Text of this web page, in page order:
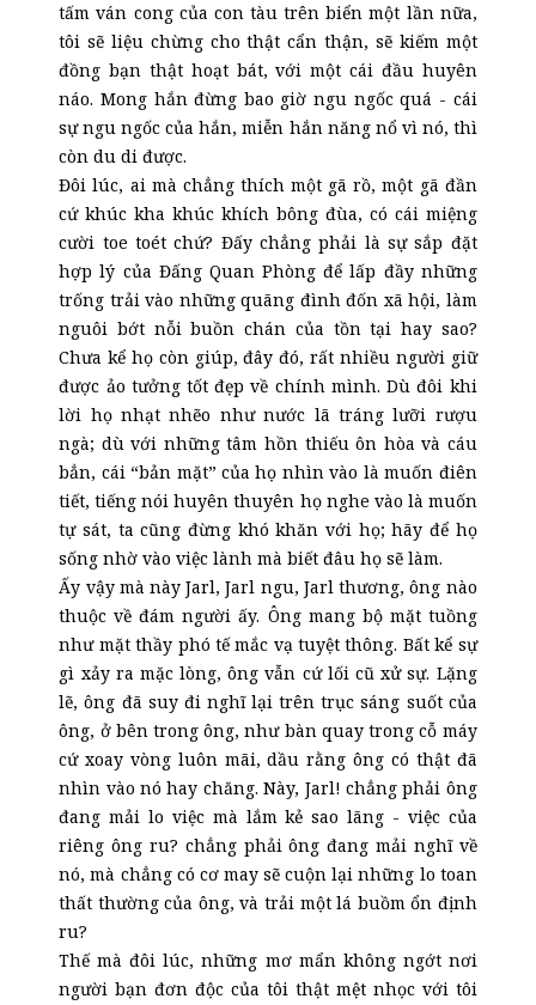
tấm ván cong của con tàu trên biển một lần nữa,
tôi sẽ liệu chừng cho thật cẩn thận, sẽ kiếm một
đồng bạn thật hoạt bát, với một cái đầu huyên
náo. Mong hắn đừng bao giờ ngu ngốc quá - cái
sự ngu ngốc của hắn, miễn hắn năng nổ vì nó, thì
còn du di được.
Đôi lúc, ai mà chẳng thích một gã rồ, một gã đần
cứ khúc kha khúc khích bông đùa, có cái miệng
cười toe toét chứ? Đấy chẳng phải là sự sắp đặt
hợp lý của Đấng Quan Phòng để lấp đầy những
trống trải vào những quãng đình đốn xã hội, làm
nguôi bớt nỗi buồn chán của tồn tại hay sao?
Chưa kể họ còn giúp, đây đó, rất nhiều người giữ
được ảo tưởng tốt đẹp về chính mình. Dù đôi khi
lời họ nhạt nhẽo như nước lã tráng lưỡi rượu
ngà; dù với những tâm hồn thiếu ôn hòa và cáu
bẳn, cái “bản mặt” của họ nhìn vào là muốn điên
tiết, tiếng nói huyên thuyên họ nghe vào là muốn
tự sát, ta cũng đừng khó khăn với họ; hãy để họ
sống nhờ vào việc lành mà biết đâu họ sẽ làm.
Ấy vậy mà này Jarl, Jarl ngu, Jarl thương, ông nào
thuộc về đám người ấy. Ông mang bộ mặt tuồng
như mặt thầy phó tế mắc vạ tuyệt thông. Bất kể sự
gì xảy ra mặc lòng, ông vẫn cứ lối cũ xử sự. Lặng
lẽ, ông đã suy đi nghĩ lại trên trục sáng suốt của
ông, ở bên trong ông, như bàn quay trong cỗ máy
cứ xoay vòng luôn mãi, dầu rằng ông có thật đã
nhìn vào nó hay chăng. Này, Jarl! chẳng phải ông
đang mải lo việc mà lắm kẻ sao lãng - việc của
riêng ông ru? chẳng phải ông đang mải nghĩ về
nó, mà chẳng có cơ may sẽ cuộn lại những lo toan
thất thường của ông, và trải một lá buồm ổn định
ru?
Thế mà đôi lúc, những mơ mẩn không ngớt nơi
người bạn đơn độc của tôi thật mệt nhọc với tôi